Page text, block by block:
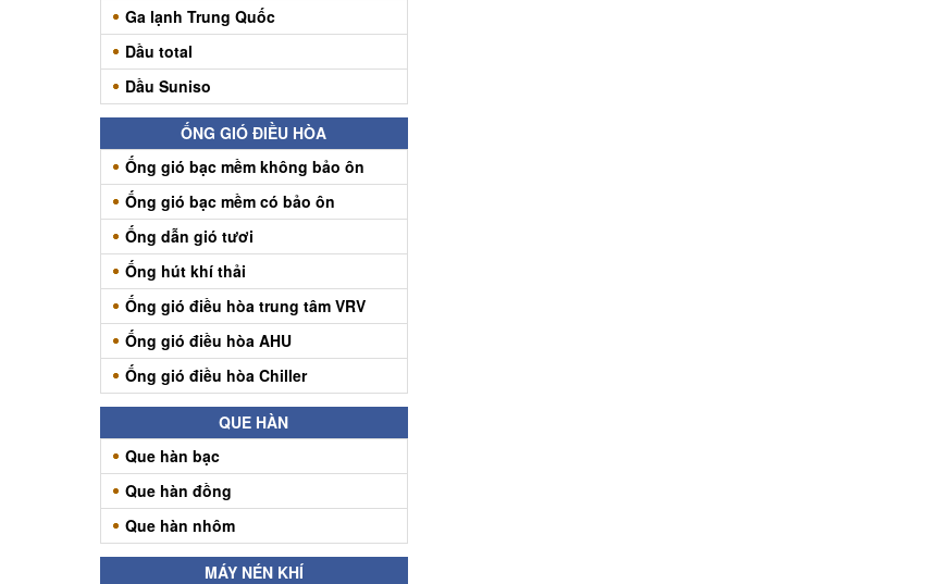
Ga lạnh Trung Quốc
Dầu total
Dầu Suniso
ỐNG GIÓ ĐIỀU HÒA
Ống gió bạc mềm không bảo ôn
Ống gió bạc mềm có bảo ôn
Ống dẫn gió tươi
Ống hút khí thải
Ống gió điều hòa trung tâm VRV
Ống gió điều hòa AHU
Ống gió điều hòa Chiller
QUE HÀN
Que hàn bạc
Que hàn đồng
Que hàn nhôm
MÁY NÉN KHÍ